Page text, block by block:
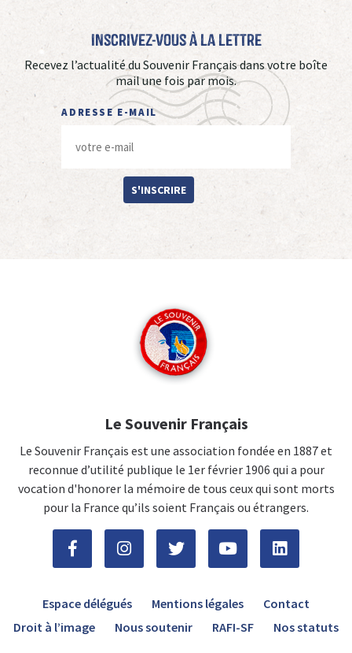
Inscrivez-vous à La Lettre
Recevez l’actualité du Souvenir Français dans votre boîte
mail une fois par mois.
ADRESSE E-MAIL
S'INSCRIRE
Le Souvenir Français
Le Souvenir Français est une association fondée en 1887 et
reconnue d’utilité publique le 1er février 1906 qui a pour
vocation d'honorer la mémoire de tous ceux qui sont morts
pour la France qu’ils soient Français ou étrangers.
Espace délégués Mentions légales
Contact
Droit à l’image
Nous soutenir RAFI-SF Nos statuts